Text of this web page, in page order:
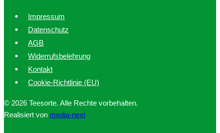
Impressum
Datenschutz
AGB
Widerrufsbelehrung
Kontakt
Cookie-Richtlinie (EU)
© 2026 Teesorte. Alle Rechte vorbehalten.
Realisiert von media-next